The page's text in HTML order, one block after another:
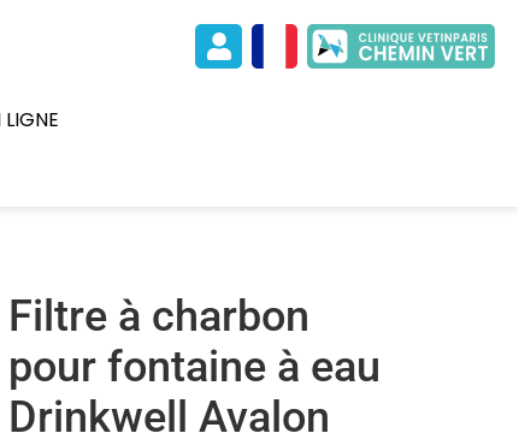
LIGNE
Filtre à charbon
pour fontaine à eau
Drinkwell Avalon